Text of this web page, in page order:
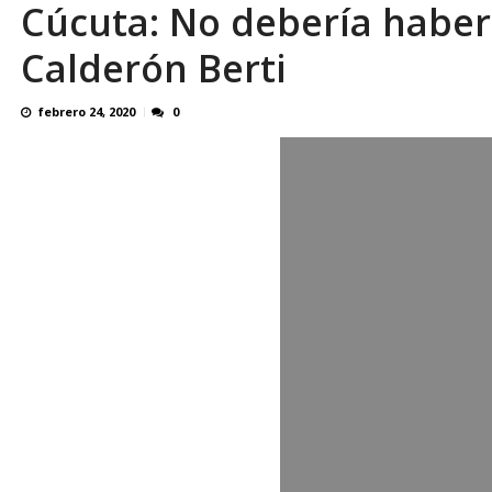
En 8 meses «876 horas de apagones»
Cúcuta: No debería
Calderón Berti
febrero 24, 2020 0